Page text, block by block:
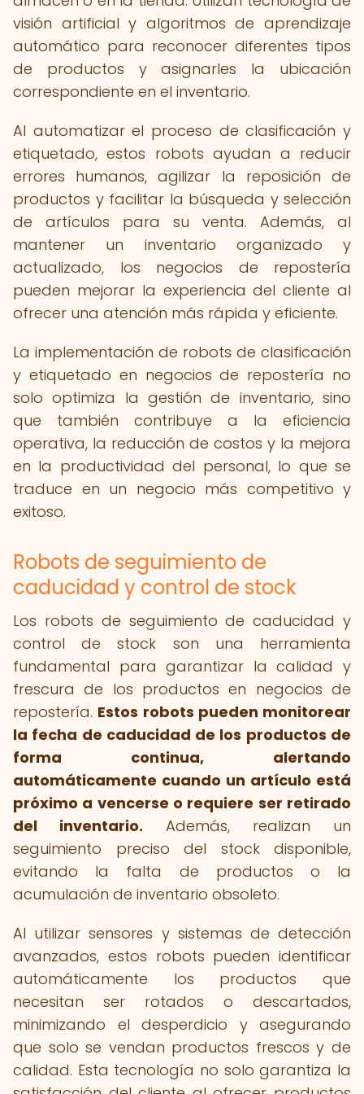
visión artificial y algoritmos de aprendizaje
automático para reconocer diferentes tipos
de productos y asignarles la ubicación
correspondiente en el inventario.
Al automatizar el proceso de clasificación y
etiquetado, estos robots ayudan a reducir
errores humanos, agilizar la reposición de
productos y facilitar la búsqueda y selección
de artículos para su venta. Además, al
mantener un inventario organizado y
actualizado, los negocios de repostería
pueden mejorar la experiencia del cliente al
ofrecer una atención más rápida y eficiente.
La implementación de robots de clasificación
y etiquetado en negocios de repostería no
solo optimiza la gestión de inventario, sino
que también contribuye a la eficiencia
operativa, la reducción de costos y la mejora
en la productividad del personal, lo que se
traduce en un negocio más competitivo y
exitoso.
Robots de seguimiento de
caducidad y control de stock
Los robots de seguimiento de caducidad y
control de stock son una herramienta
fundamental para garantizar la calidad y
frescura de los productos en negocios de
repostería. Estos robots pueden monitorear
la fecha de caducidad de los productos de
forma continua, alertando
automáticamente cuando un artículo está
próximo a vencerse o requiere ser retirado
del inventario. Además, realizan un
seguimiento preciso del stock disponible,
evitando la falta de productos o la
acumulación de inventario obsoleto.
Al utilizar sensores y sistemas de detección
avanzados, estos robots pueden identificar
automáticamente los productos que
necesitan ser rotados o descartados,
minimizando el desperdicio y asegurando
que solo se vendan productos frescos y de
calidad. Esta tecnología no solo garantiza la